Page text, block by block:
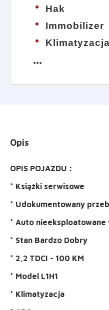
Hak
Immobilizer
more_horiz
Opis
OPIS POJAZDU :
* Książki serwisowe
* Udokumentowany
* Auto nieeksploatowane
* Stan Bardzo Dobry
* 2,2 TDCI - 100 KM
* Model L1H1
* Klimatyzacja